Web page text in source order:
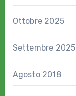
Ottobre 2025
Settembre 2025
Agosto 2018